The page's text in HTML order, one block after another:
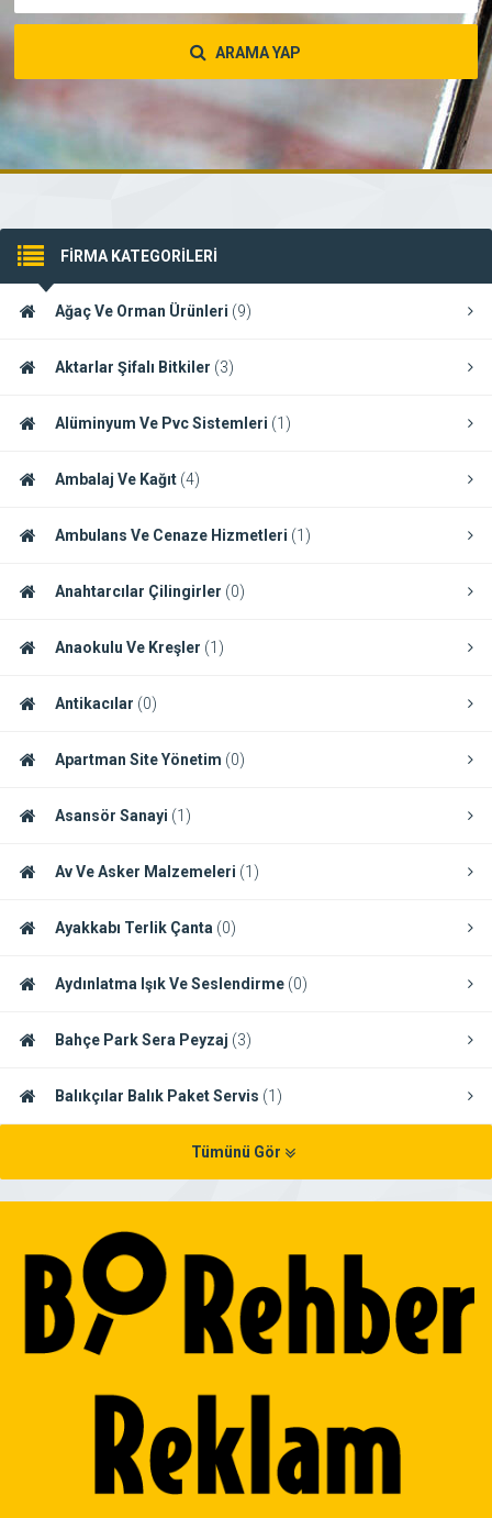
ARAMA YAP
FİRMA KATEGORİLERİ
Ağaç Ve Orman Ürünleri (9)
Aktarlar Şifalı Bitkiler (3)
Alüminyum Ve Pvc Sistemleri (1)
Ambalaj Ve Kağıt (4)
Ambulans Ve Cenaze Hizmetleri (1)
Anahtarcılar Çilingirler (0)
Anaokulu Ve Kreşler (1)
Antikacılar (0)
Apartman Site Yönetim (0)
Asansör Sanayi (1)
Av Ve Asker Malzemeleri (1)
Ayakkabı Terlik Çanta (0)
Aydınlatma Işık Ve Seslendirme (0)
Bahçe Park Sera Peyzaj (3)
Balıkçılar Balık Paket Servis (1)
Tümünü Gör